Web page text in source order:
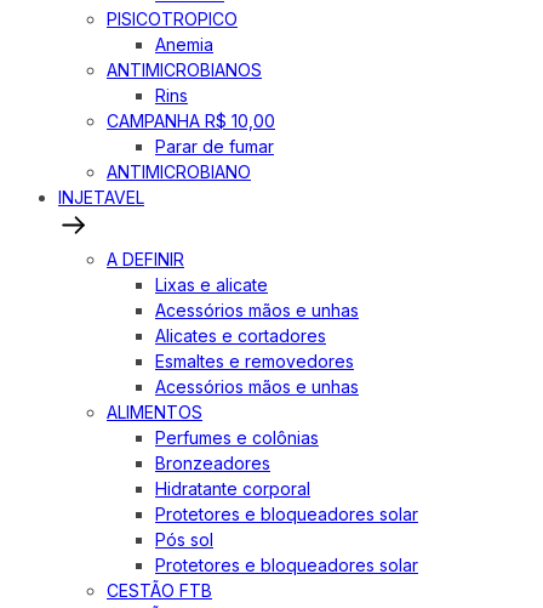
PISICOTROPICO
Anemia
ANTIMICROBIANOS
Rins
CAMPANHA R$ 10,00
Parar de fumar
ANTIMICROBIANO
INJETAVEL
A DEFINIR
Lixas e alicate
Acessórios mãos e unhas
Alicates e cortadores
Esmaltes e removedores
Acessórios mãos e unhas
ALIMENTOS
Perfumes e colônias
Bronzeadores
Hidratante corporal
Protetores e bloqueadores solar
Pós sol
Protetores e bloqueadores solar
CESTÃO FTB